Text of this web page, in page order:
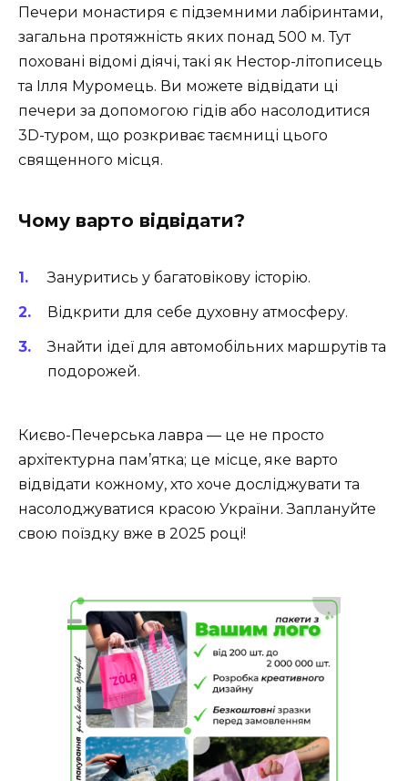
Печери монастиря є підземними лабіринтами,
загальна протяжність яких понад 500 м. Тут
поховані відомі діячі, такі як Нестор-літописець
та Ілля Муромець. Ви можете відвідати ці
печери за допомогою гідів або насолодитися
3D-туром, що розкриває таємниці цього
священного місця.
Чому варто відвідати?
Зануритись у багатовікову історію.
Відкрити для себе духовну атмосферу.
Знайти ідеї для автомобільних маршрутів та
подорожей.
Києво-Печерська лавра — це не просто
архітектурна пам’ятка; це місце, яке варто
відвідати кожному, хто хоче досліджувати та
насолоджуватися красою України. Заплануйте
свою поїздку вже в 2025 році!